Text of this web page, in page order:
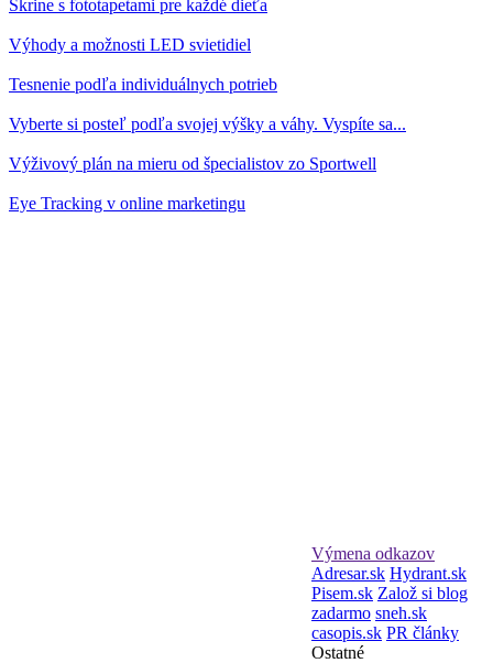
Skrine s fototapetami pre každé dieťa
Výhody a možnosti LED svietidiel
Tesnenie podľa individuálnych potrieb
Vyberte si posteľ podľa svojej výšky a váhy. Vyspíte sa...
Výživový plán na mieru od špecialistov zo Sportwell
Eye Tracking v online marketingu
Výmena odkazov
Adresar.sk Hydrant.sk
Pisem.sk Založ si blog
zadarmo sneh.sk
casopis.sk PR články
Ostatné